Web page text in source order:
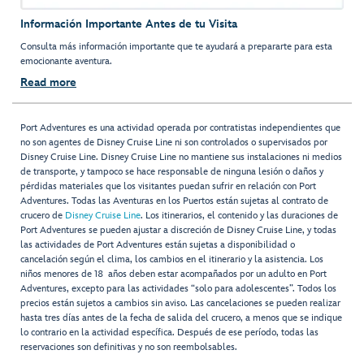
Información Importante Antes de tu Visita
Consulta más información importante que te ayudará a prepararte para esta
emocionante aventura.
Read more
Port Adventures es una actividad operada por contratistas independientes que
no son agentes de Disney Cruise Line ni son controlados o supervisados por
Disney Cruise Line. Disney Cruise Line no mantiene sus instalaciones ni medios
de transporte, y tampoco se hace responsable de ninguna lesión o daños y
pérdidas materiales que los visitantes puedan sufrir en relación con Port
Adventures. Todas las Aventuras en los Puertos están sujetas al contrato de
crucero de Disney Cruise Line. Los itinerarios, el contenido y las duraciones de
Port Adventures se pueden ajustar a discreción de Disney Cruise Line, y todas
las actividades de Port Adventures están sujetas a disponibilidad o
cancelación según el clima, los cambios en el itinerario y la asistencia. Los
niños menores de 18 años deben estar acompañados por un adulto en Port
Adventures, excepto para las actividades “solo para adolescentes”. Todos los
precios están sujetos a cambios sin aviso. Las cancelaciones se pueden realizar
hasta tres días antes de la fecha de salida del crucero, a menos que se indique
lo contrario en la actividad específica. Después de ese período, todas las
reservaciones son definitivas y no son reembolsables.